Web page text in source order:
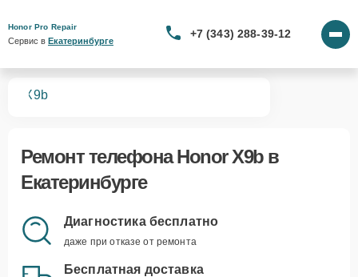
Honor Pro Repair
Сервис в Екатеринбурге
+7 (343) 288-39-12
X9b
Ремонттелефона Honor X9bв
Екатеринбурге
Диагностика бесплатно
даже при отказе от ремонта
Бесплатная доставка